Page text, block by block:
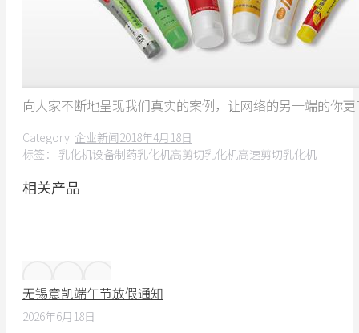
向大家不断地呈现我们真实的案例，让网络的另一端的你
Category: 企业新闻2018年4月18日
标签： 乳化机设备制药乳化机高剪切乳化机高速剪切乳化机
相关产品
无锡意凯端午节放假通知
2026年6月18日